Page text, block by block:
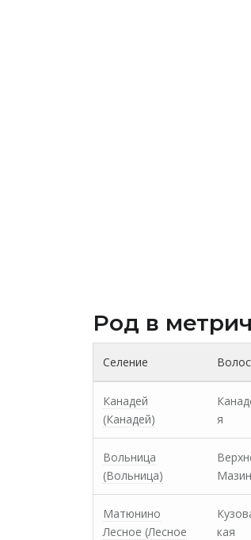
Род в
Селение
Канадей
(Канадей)
я
Вольница
(Вольница)
Матюнино
Лесное (Лесное
кая